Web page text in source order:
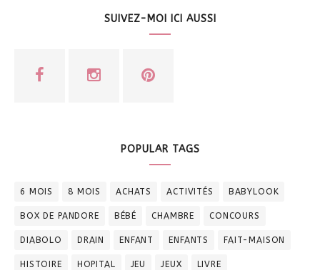
SUIVEZ-MOI ICI AUSSI
POPULAR TAGS
6 MOIS 8 MOIS ACHATS ACTIVITÉS BABYLOOK
BOX DE PANDORE BÉBÉ CHAMBRE CONCOURS
DIABOLO DRAIN ENFANT ENFANTS FAIT-MAISON
HISTOIRE HOPITAL JEU JEUX LIVRE